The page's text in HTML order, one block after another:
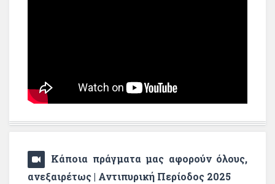
Κάποια πράγματα μας αφορούν όλους,
ανεξαιρέτως | Αντιπυρική Περίοδος 2025